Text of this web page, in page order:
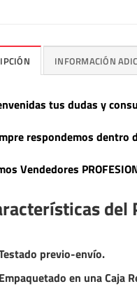
INFORMACIÓN
tus dudas y
respondemos dentro
Vendedores
del
previo-envío.
Empaquetado en una Caja